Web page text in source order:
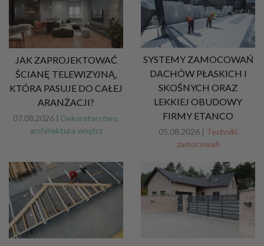
JAK ZAPROJEKTOWAĆ
ŚCIANĘ TELEWIZYJNĄ,
KTÓRA PASUJE DO CAŁEJ
ARANŻACJI?
07.08.2026 | Dekoratorstwo,
architektura wnętrz
SYSTEMY ZAMOCOWAŃ
DACHÓW PŁASKICH I
SKOŚNYCH ORAZ
LEKKIEJ OBUDOWY
FIRMY ETANCO
05.08.2026 | Techniki
zamocowań